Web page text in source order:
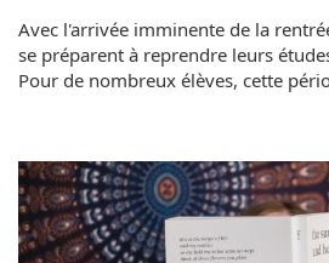
Avec l'arrivée imminente de la
se préparent à reprendre leurs
Pour de nombreux élèves, cette